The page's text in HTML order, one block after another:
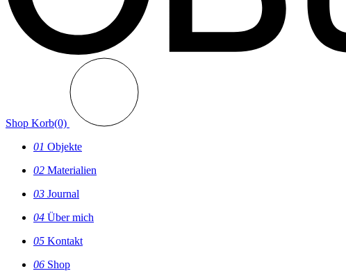
Shop Korb(0)
01 Objekte
02 Materialien
03 Journal
04 Über mich
05 Kontakt
06 Shop